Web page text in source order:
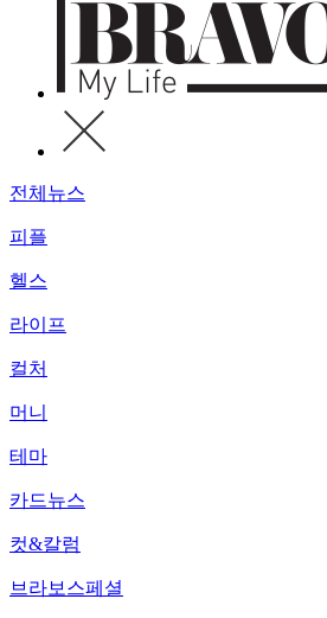
전체뉴스
피플
헬스
라이프
컬처
머니
테마
카드뉴스
컷&칼럼
브라보스페셜